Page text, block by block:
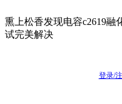
熏上松香发现电容c2619融
试完美解决
登录/